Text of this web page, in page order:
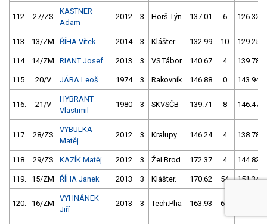
112. 27/ZS
KASTNER
Adam
2012 3 Horš.Týn 137.01 6 126.32
113. 13/ZM ŘÍHA Vítek 2014 3 Klášter. 132.99 10 129.25
114. 14/ZM RIANT Josef 2013 3 VS Tábor 140.67 4 139.78
115. 20/V JÁRA Leoš 1974 3 Rakovník 146.88 0 143.94
116. 21/V
HYBRANT
Vlastimil
1980 3 SKVSČB 139.71 8 146.47
117. 28/ZS
VYBULKA
Matěj
2012 3 Kralupy 146.24 4 138.78
118. 29/ZS KAZÍK Matěj 2012 3 Žel.Brod 172.37 4 144.82
119. 15/ZM ŘÍHA Janek 2013 3 Klášter. 170.62 54 151.34
120. 16/ZM
VYHNÁNEK
Jiří
2013 3 Tech.Pha 163.93 66